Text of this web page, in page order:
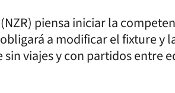
piensa iniciar la
a modificar el fixture y
viajes y con partidos entre